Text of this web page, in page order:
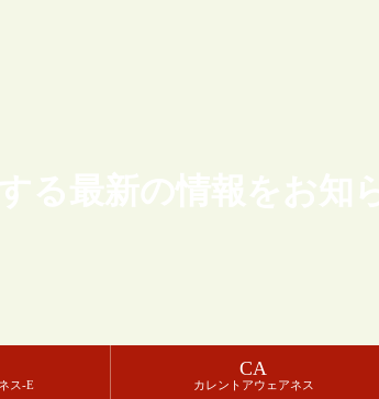
る最新の情報をお
ス-E
CA
カレントアウェアネス